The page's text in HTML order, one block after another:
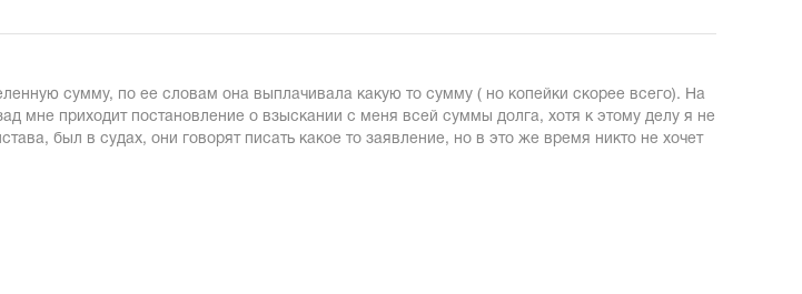
сумму, по ее словам она выплачивала какую то сумму ( но копейки скорее всего). На
мне приходит постановление о взыскании с меня всей суммы долга, хотя к этому делу я не
был в судах, они говорят писать какое то заявление, но в это же время никто не хочет